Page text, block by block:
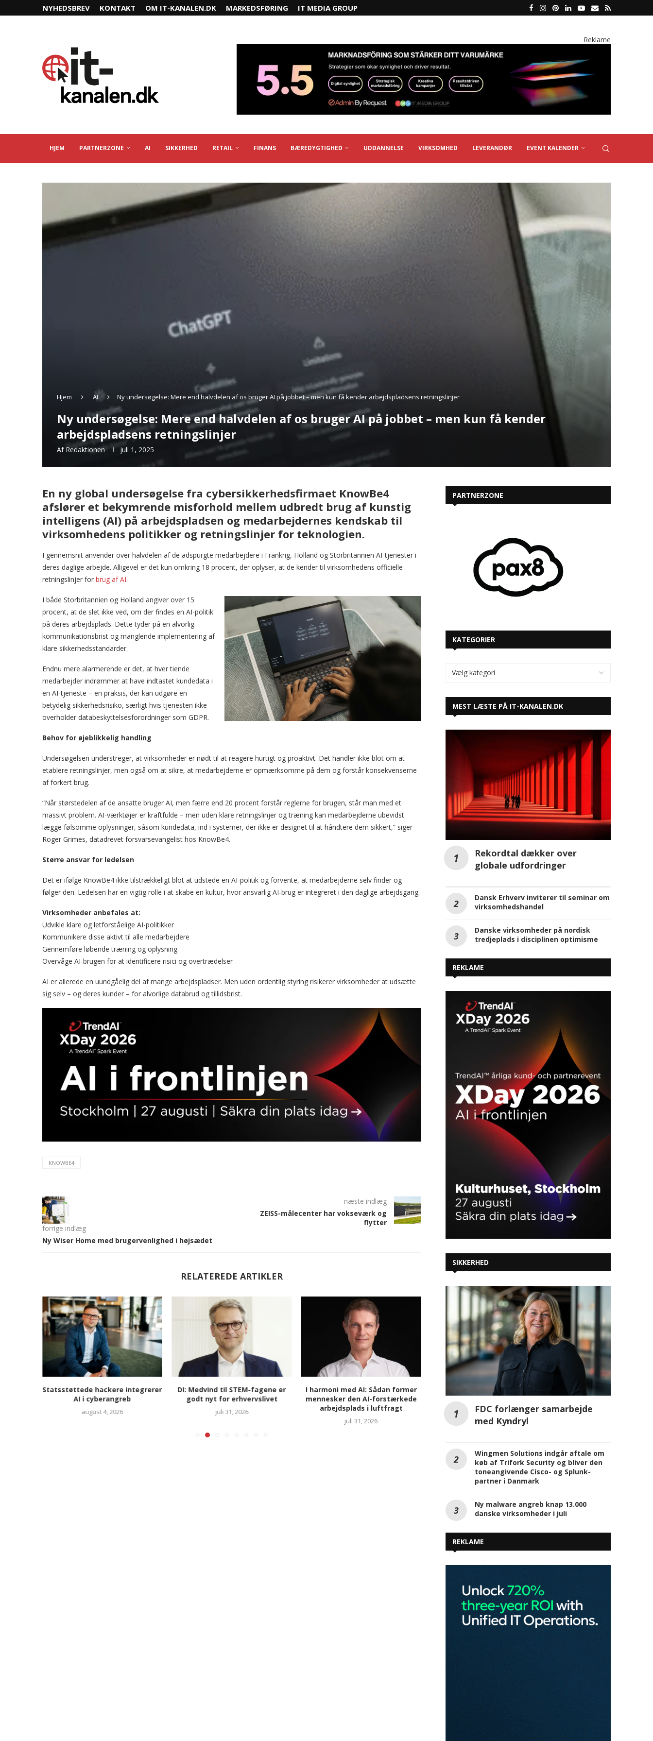
NYHEDSBREV KONTAKT OM IT-KANALEN.DK MARKEDSFØRING IT MEDIA GROUP
Reklame
HJEM PARTNERZONE AI SIKKERHED RETAIL FINANS BÆREDYGTIGHED UDDANNELSE VIRKSOMHED LEVERANDØR EVENT KALENDER
Hjem AI Ny undersøgelse: Mere end halvdelen af os bruger AI på jobbet – men kun få kender arbejdspladsens retningslinjer
Ny undersøgelse: Mere end halvdelen af os bruger AI på jobbet – men kun få kender
arbejdspladsens retningslinjer
Af Redaktionen juli 1, 2025
En ny global undersøgelse fra cybersikkerhedsfirmaet KnowBe4
afslører et bekymrende misforhold mellem udbredt brug af kunstig
intelligens (AI) på arbejdspladsen og medarbejdernes kendskab til
virksomhedens politikker og retningslinjer for teknologien.
I gennemsnit anvender over halvdelen af de adspurgte medarbejdere i Frankrig, Holland og Storbritannien AI-tjenester i
deres daglige arbejde. Alligevel er det kun omkring 18 procent, der oplyser, at de kender til virksomhedens officielle
retningslinjer for brug af AI.
I både Storbritannien og Holland angiver over 15
procent, at de slet ikke ved, om der findes en AI-politik
på deres arbejdsplads. Dette tyder på en alvorlig
kommunikationsbrist og manglende implementering af
klare sikkerhedsstandarder.
Endnu mere alarmerende er det, at hver tiende
medarbejder indrømmer at have indtastet kundedata i
en AI-tjeneste – en praksis, der kan udgøre en
betydelig sikkerhedsrisiko, særligt hvis tjenesten ikke
overholder databeskyttelsesforordninger som GDPR.
Behov for øjeblikkelig handling
Undersøgelsen understreger, at virksomheder er nødt til at reagere hurtigt og proaktivt. Det handler ikke blot om at
etablere retningslinjer, men også om at sikre, at medarbejderne er opmærksomme på dem og forstår konsekvenserne
af forkert brug.
“Når størstedelen af de ansatte bruger AI, men færre end 20 procent forstår reglerne for brugen, står man med et
massivt problem. AI-værktøjer er kraftfulde – men uden klare retningslinjer og træning kan medarbejderne ubevidst
lægge følsomme oplysninger, såsom kundedata, ind i systemer, der ikke er designet til at håndtere dem sikkert,” siger
Roger Grimes, datadrevet forsvarsevangelist hos KnowBe4.
Større ansvar for ledelsen
Det er ifølge KnowBe4 ikke tilstrækkeligt blot at udstede en AI-politik og forvente, at medarbejderne selv finder og
følger den. Ledelsen har en vigtig rolle i at skabe en kultur, hvor ansvarlig AI-brug er integreret i den daglige arbejdsgang.
Virksomheder anbefales at:
Udvikle klare og letforståelige AI-politikker
Kommunikere disse aktivt til alle medarbejdere
Gennemføre løbende træning og oplysning
Overvåge AI-brugen for at identificere risici og overtrædelser
AI er allerede en uundgåelig del af mange arbejdspladser. Men uden ordentlig styring risikerer virksomheder at udsætte
sig selv – og deres kunder – for alvorlige databrud og tillidsbrist.
KNOWBE4
forrige indlæg
Ny Wiser Home med brugervenlighed i højsædet
næste indlæg
ZEISS-målecenter har vokseværk og
flytter
RELATEREDE ARTIKLER
Statsstøttede hackere integrerer
AI i cyberangreb
august 4, 2026
DI: Medvind til STEM-fagene er
godt nyt for erhvervslivet
juli 31, 2026
I harmoni med AI: Sådan former
mennesker den AI-forstærkede
arbejdsplads i luftfragt
juli 31, 2026
Virtuozzos CEO Kurt Daniel om
fremtidens cloud-infrastruktur
og hvordan CyberFrame anvendes
i...
Siemens udvikler
selvverificerende
AI-arbejdsgange til
PARTNERZONE
KATEGORIER
MEST LÆSTE PÅ IT-KANALEN.DK
Rekordtal dækker over
globale udfordringer
Dansk Erhverv inviterer til seminar om
virksomhedshandel
Danske virksomheder på nordisk
tredjeplads i disciplinen optimisme
REKLAME
SIKKERHED
FDC forlænger samarbejde
med Kyndryl
Wingmen Solutions indgår aftale om
køb af Trifork Security og bliver den
toneangivende Cisco- og Splunk-
partner i Danmark
REKLAME